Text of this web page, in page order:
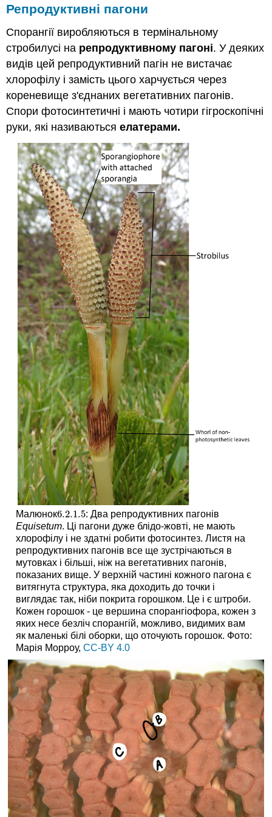
Репродуктивні пагони
Спорангії виробляються в термінальному
стробилусі на репродуктивному пагоні. У деяких
видів цей репродуктивний пагін не вистачає
хлорофілу і замість цього харчується через
кореневище з'єднаних вегетативних пагонів.
Спори фотосинтетичні і мають чотири гігроскопічні
руки, які називаютьсяелатерами.
Малюнок6.2.1.5
6.2.1.5: Два репродуктивних пагонів
Equisetum. Ці пагони дуже блідо-жовті, не мають
хлорофілу і не здатні робити фотосинтез. Листя на
репродуктивних пагонів все ще зустрічаються в
мутовках і більші, ніж на вегетативних пагонів,
показаних вище. У верхній частині кожного пагона є
витягнута структура, яка доходить до точки і
виглядає так, ніби покрита горошком. Це і є штроби.
Кожен горошок - це вершина спорангіофора, кожен з
яких несе безліч спорангій, можливо, видимих вам
як маленькі білі оборки, що оточують горошок. Фото:
Марія Морроу, CC-BY 4.0